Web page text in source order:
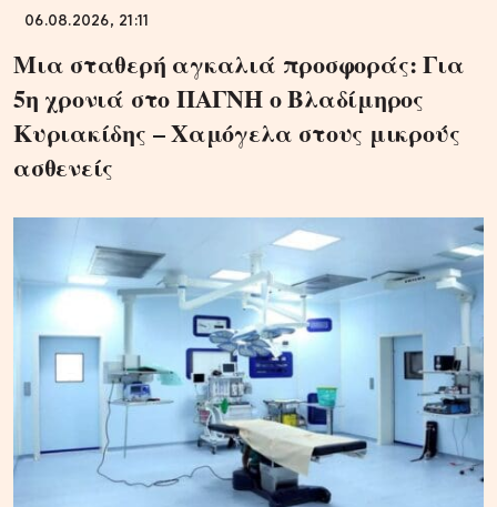
06.08.2026, 21:11
Μια σταθερή αγκαλιά προσφοράς: Για
5η χρονιά στο ΠΑΓΝΗ ο Βλαδίμηρος
Κυριακίδης – Χαμόγελα στους μικρούς
ασθενείς